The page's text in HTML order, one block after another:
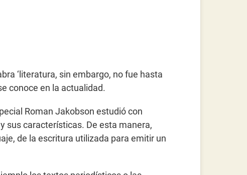
‘literatura, sin embargo, no fue hasta
conoce en la actualidad.
Roman Jakobson estudió con
sus características. De esta manera,
de la escritura utilizada para emitir un